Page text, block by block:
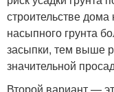
строительстве
насыпного грунта
засыпки, тем выше
значительной